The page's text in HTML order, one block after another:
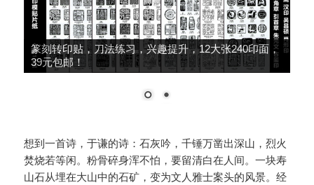
大师推荐，细柳系列手工冷作，鸟虫篆、朱文篆刻
刀，49元包邮！
想到一首诗，于谦的诗：石灰吟，千锤万凿出深山，烈火
焚烧若等闲。粉骨碎身浑不怕，要留清白在人间。一块寿
山石从埋在大山中的石矿，变为文人雅士案头的风景。经